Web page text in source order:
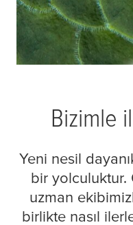
Bizimle
Yeni nesil
bir yolculuktur.
uzman
birlikte nasıl